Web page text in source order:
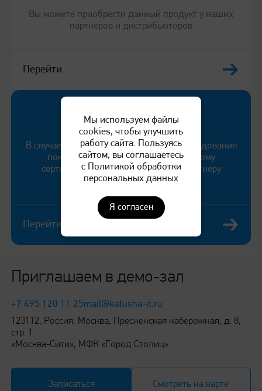
Вы можете приобрести данный продукт у наших
партнеров и дистрибьюторов
Перейти
Служба поддержки
В случае выявления неисправности оборудования
покупатель может обратиться к любому
сертифицированному сервисному партнеру
компании «КАТЮША».
Перейти
Приглашаем в демо-зал
+7 495 120 11 25mail@katusha-it.ru
123112, Россия, Москва, Пресненская набережная, д. 8,
стр. 1
«Москва-Сити», МФК «Город Столиц»
Записаться Смотреть на карте
Мы используем файлы
cookies, чтобы улучшить
работу сайта. Пользуясь
сайтом, вы соглашаетесь
с Политикой обработки
персональных данных
Я согласен